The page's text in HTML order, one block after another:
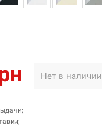
Нет в наличии